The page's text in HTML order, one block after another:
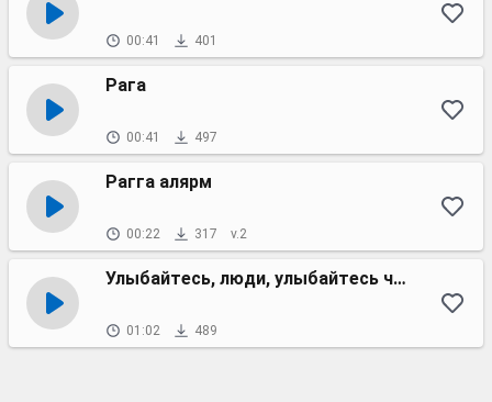
00:41 401
Рага
00:41 497
Рагга алярм
00:22 317 v.2
Улыбайтесь, люди, улыбайтесь чаще
01:02 489